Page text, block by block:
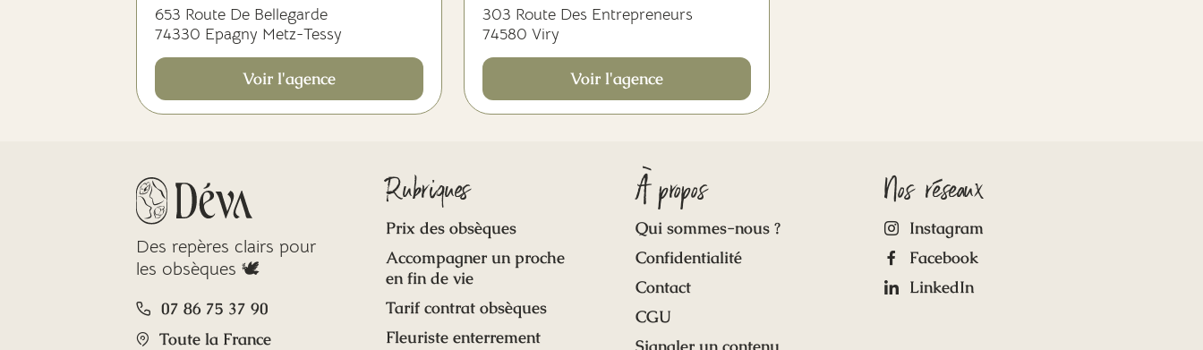
653 Route De Bellegarde
74330 Epagny Metz-Tessy
Voir l'agence
303 Route Des Entrepreneurs
74580 Viry
Voir l'agence
Des repères clairs pour
les obsèques 🕊️
07 86 75 37 90
Toute la France
Rubriques
Prix des obsèques
Accompagner un proche
en fin de vie
Tarif contrat obsèques
Fleuriste enterrement
À propos
Qui sommes-nous ?
Confidentialité
Contact
CGU
Nos réseaux
Instagram
Facebook
LinkedIn